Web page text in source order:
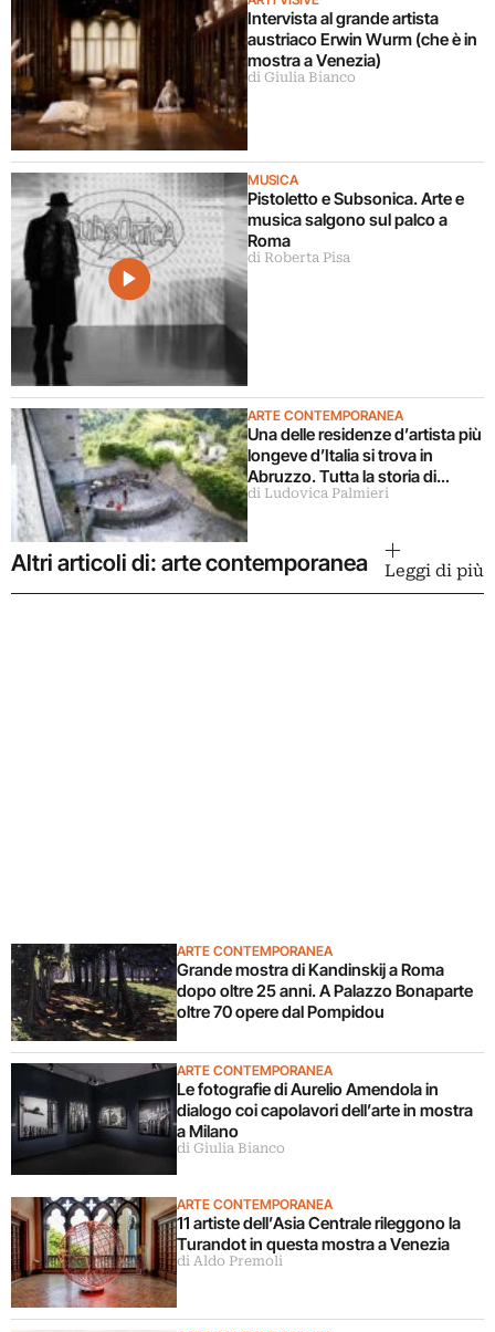
Intervista al grande artista
austriaco Erwin Wurm (che è in
mostra a Venezia)
di Giulia Bianco
MUSICA
Pistoletto e Subsonica. Arte e
musica salgono sul palco a
Roma
di Roberta Pisa
ARTE CONTEMPORANEA
Una delle residenze d’artista più
longeve d’Italia si trova in
Abruzzo. Tutta la storia di
Ramo
di Ludovica Palmieri
Altri articoli di: arte contemporanea Leggi di più
ARTE CONTEMPORANEA
Grande mostra di Kandinskij a Roma
dopo oltre 25 anni. A Palazzo Bonaparte
oltre 70 opere dal Pompidou
ARTE CONTEMPORANEA
Le fotografie di Aurelio Amendola in
dialogo coi capolavori dell’arte in mostra
a Milano
di Giulia Bianco
ARTE CONTEMPORANEA
11 artiste dell’Asia Centrale rileggono la
Turandot in questa mostra a Venezia
di Aldo Premoli